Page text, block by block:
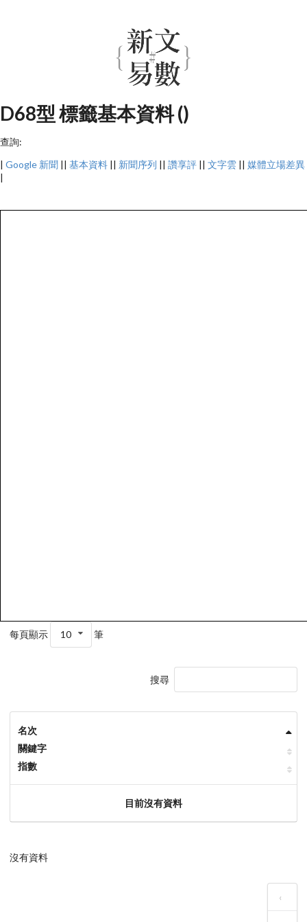
D68型 標籤基本資料 ()
查詢:
| Google 新聞 || 基本資料 || 新聞序列 || 讚享評 || 文字雲 || 媒體立場差異
|
每頁顯示 10 筆
搜尋
名次
關鍵字
指數
目前沒有資料
沒有資料
‹